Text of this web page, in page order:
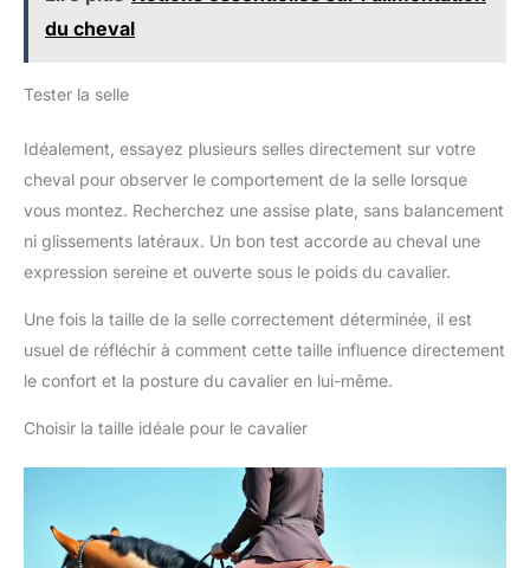
du cheval
Tester la selle
Idéalement, essayez plusieurs selles directement sur votre
cheval pour observer le comportement de la selle lorsque
vous montez. Recherchez une assise plate, sans balancement
ni glissements latéraux. Un bon test accorde au cheval une
expression sereine et ouverte sous le poids du cavalier.
Une fois la taille de la selle correctement déterminée, il est
usuel de réfléchir à comment cette taille influence directement
le confort et la posture du cavalier en lui-même.
Choisir la taille idéale pour le cavalier